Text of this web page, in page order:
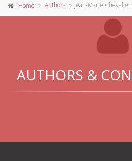
Home Authors Jean-Marie Chevalier
AUTHORS &